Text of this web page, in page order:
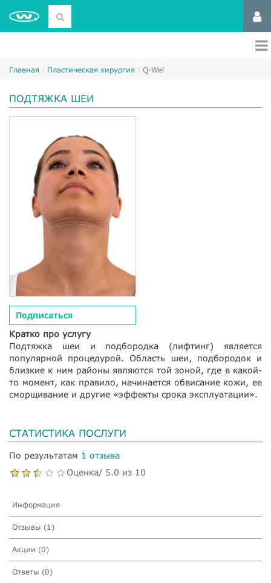
Главная Пластическая хирургия Q-Wel
ПОДТЯЖКА ШЕИ
Подписаться
Кратко про услугу
Подтяжка шеи и подбородка (лифтинг) является
популярной процедурой. Область шеи, подбородок и
близкие к ним районы являются той зоной, где в какой-
то момент, как правило, начинается обвисание кожи, ее
сморщивание и другие «эффекты срока эксплуатации».
СТАТИСТИКА ПОСЛУГИ
По результатам 1 отзыва
Оценка/ 5.0 из 10
Информация
Отзывы (1)
Акции (0)
Ответы (0)